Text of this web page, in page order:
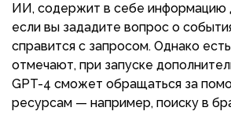
ИИ, содержит в себе информацию
если вы зададите вопрос о
справится с запросом. Однако
отмечают, при запуске
GPT-4 сможет обращаться за
ресурсам — например, поиску в